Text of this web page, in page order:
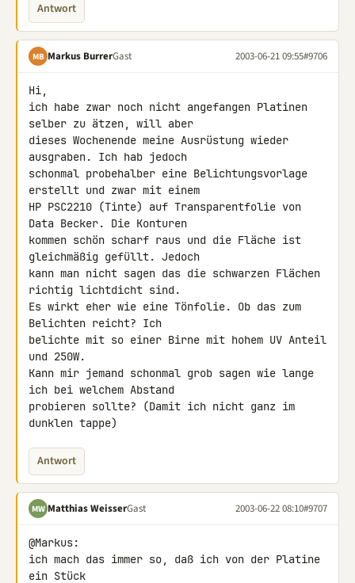
Antwort
MB Markus BurrerGast 2003-06-21 09:55#9706
Hi,
ich habe zwar noch nicht angefangen Platinen
selber zu ätzen, will aber
dieses Wochenende meine Ausrüstung wieder
ausgraben. Ich hab jedoch
schonmal probehalber eine Belichtungsvorlage
erstellt und zwar mit einem
HP PSC2210 (Tinte) auf Transparentfolie von
Data Becker. Die Konturen
kommen schön scharf raus und die Fläche ist
gleichmäßig gefüllt. Jedoch
kann man nicht sagen das die schwarzen Flächen
richtig lichtdicht sind.
Es wirkt eher wie eine Tönfolie. Ob das zum
Belichten reicht? Ich
belichte mit so einer Birne mit hohem UV Anteil
und 250W.
Kann mir jemand schonmal grob sagen wie lange
ich bei welchem Abstand
probieren sollte? (Damit ich nicht ganz im
dunklen tappe)
Antwort
MW Matthias WeisserGast 2003-06-22 08:10#9707
@Markus:
ich mach das immer so, daß ich von der Platine
ein Stück